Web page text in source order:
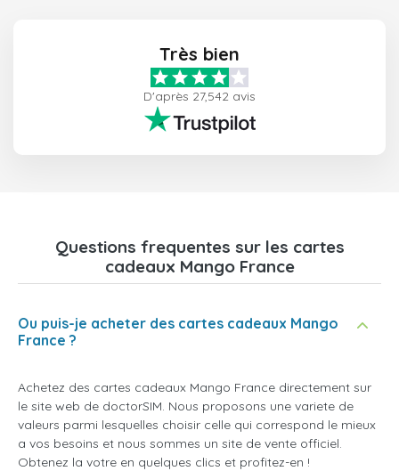
Très bien
D'après 27,542 avis
Questions frequentes sur les cartes
cadeaux Mango France
Ou puis-je acheter des cartes cadeaux Mango
France ?
Achetez des cartes cadeaux Mango France directement sur
le site web de doctorSIM. Nous proposons une variete de
valeurs parmi lesquelles choisir celle qui correspond le mieux
a vos besoins et nous sommes un site de vente officiel.
Obtenez la votre en quelques clics et profitez-en !